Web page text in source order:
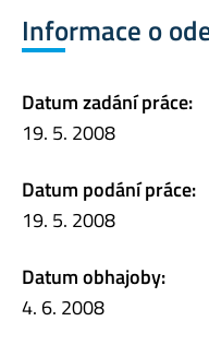
Informace o
Datum zadání práce:
19. 5. 2008
Datum podání práce:
19. 5. 2008
Datum obhajoby:
4. 6. 2008